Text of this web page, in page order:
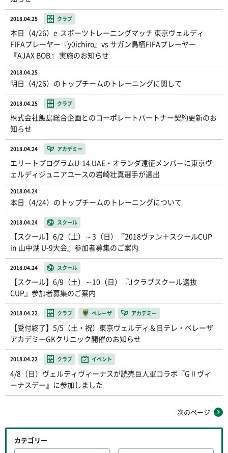
2018.04.25 クラブ
本日（4/26）e-スポーツトレーニングマッチ 東京ヴェルディ
FIFAプレーヤー『y0ichiro』vs サガン鳥栖FIFAプレーヤー
『AJAX BOB』 実施のお知らせ
2018.04.25
明日（4/26）のトップチームのトレーニングに関して
2018.04.25 クラブ
株式会社飯島総合企画とのコーポレートパートナー契約更新のお
知らせ
2018.04.24 アカデミー
エリートプログラムU-14 UAE・オランダ遠征メンバーに東京ヴ
ェルディジュニアユースの岩崎壮真選手が選出
2018.04.24
本日（4/24）のトップチームのトレーニングについて
2018.04.24 スクール
【スクール】6/2（土）～3（日）『2018ヴァン＋スクールCUP
in 山中湖 U-9大会』参加者募集のご案内
2018.04.24 スクール
【スクール】6/9（土）～10（日）『Jクラブスクール選抜
CUP』参加者募集のご案内
2018.04.22 クラブ ベレーザ アカデミー
【受付終了】5/5（土・祝）東京ヴェルディ＆日テレ・ベレーザ
アカデミーGKクリニック開催のお知らせ
2018.04.22 クラブ イベント
4/8（日）ヴェルディヴィーナスが読売巨人軍コラボ『GⅡヴィ
ーナスデー』に参加しました
次のページ
カテゴリー